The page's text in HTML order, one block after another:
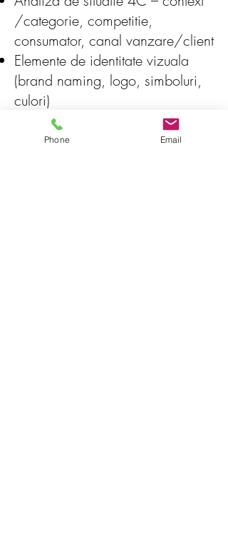
/categorie, competitie,
consumator, canal vanzare/client
Elemente de identitate vizuala
(brand naming, logo, simboluri,
culori)
Identificarea si profilarea
consumatorului tinta
Phone Email